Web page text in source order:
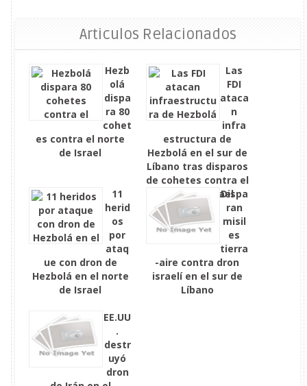
Articulos Relacionados
Hezb
olá
dispa
ra 80
cohet
es contra el norte
de Israel
Las
FDI
ataca
n
infra
estructura de
Hezbolá en el sur de
Líbano tras disparos
de cohetes contra el
norte de Israel
11
herid
os
por
ataq
ue con dron de
Hezbolá en el norte
de Israel
Dispa
ran
misil
es
tierra
-aire contra dron
israelí en el sur de
Líbano
EE.UU
.
destr
uyó
dron